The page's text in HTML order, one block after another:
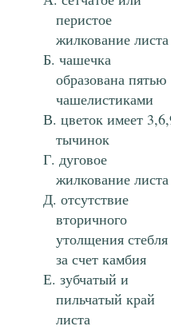
перистое
жилкование листа
чашечка
образована пятью
чашелистиками
цветок имеет
тычинок
дуговое
жилкование листа
отсутствие
вторичного
утолщения стебля
за счет камбия
зубчатый и
пильчатый край
листа